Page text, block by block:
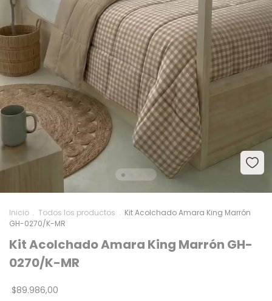
Inicio . Todos los productos . Kit Acolchado Amara King Marrón
GH-0270/K-MR
Kit Acolchado Amara King Marrón GH-
0270/K-MR
$89.986,00